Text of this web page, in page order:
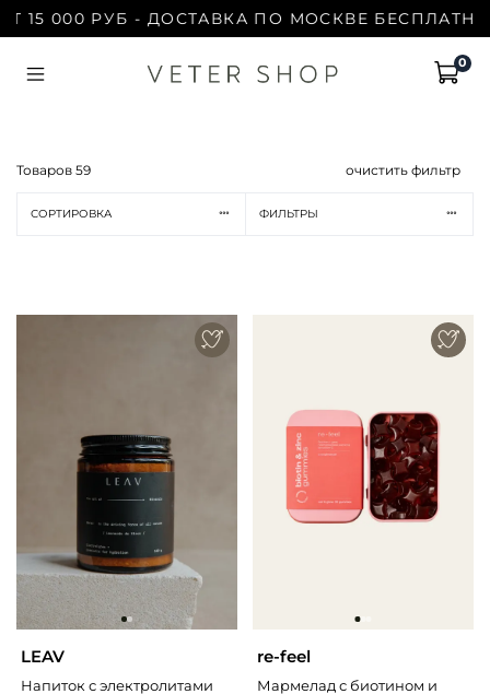
РУБ - ДОСТАВКА ПО МОСКВЕ БЕСПЛАТНО |
0
Товаров 59 очистить фильтр
СОРТИРОВКА ФИЛЬТРЫ
LEAV
Напиток с электролитами
re-feel
Мармелад с биотином и